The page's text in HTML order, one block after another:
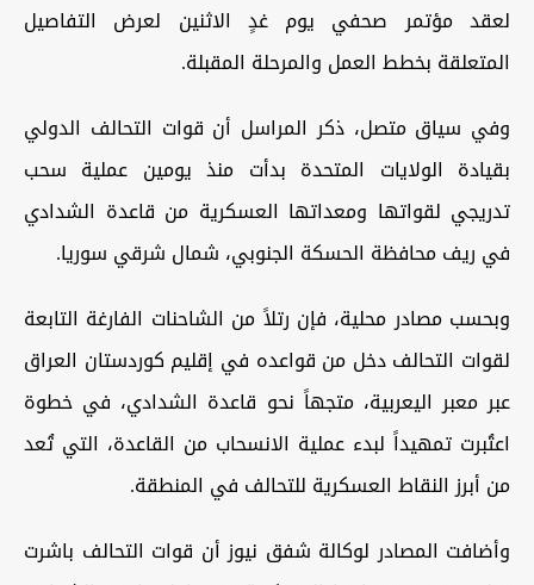
لعقد مؤتمر صحفي يوم غدٍ الاثنين لعرض التفاصيل
المتعلقة بخطط العمل والمرحلة المقبلة.
وفي سياق متصل، ذكر المراسل أن قوات التحالف الدولي
بقيادة الولايات المتحدة بدأت منذ يومين عملية سحب
تدريجي لقواتها ومعداتها العسكرية من قاعدة الشدادي
في ريف محافظة الحسكة الجنوبي، شمال شرقي سوريا.
وبحسب مصادر محلية، فإن رتلاً من الشاحنات الفارغة التابعة
لقوات التحالف دخل من قواعده في إقليم كوردستان العراق
عبر معبر اليعربية، متجهاً نحو قاعدة الشدادي، في خطوة
اعتُبرت تمهيداً لبدء عملية الانسحاب من القاعدة، التي تُعد
من أبرز النقاط العسكرية للتحالف في المنطقة.
وأضافت المصادر لوكالة شفق نيوز أن قوات التحالف باشرت